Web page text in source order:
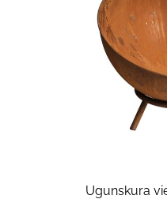
Ugunskura